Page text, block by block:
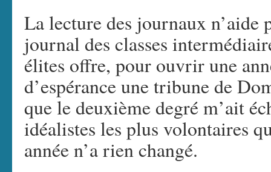
La lecture des journaux
journal des classes
élites offre, pour ouvrir une
d’espérance une tribune de
que le deuxième degré m’ait
idéalistes les plus volontaires
année n’a rien changé.